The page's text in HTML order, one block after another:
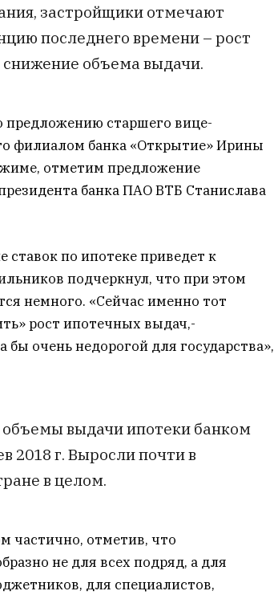
застройщики отмечают
последнего времени – рост
снижение объема выдачи.
предложению старшего вице-
филиалом банка «Открытие» Ирины
отметим предложение
банка ПАО ВТБ Станислава
ставок по ипотеке приведет к
подчеркнул, что при этом
немного. «Сейчас именно тот
рост ипотечных выдач,-
очень недорогой для государства»,
объемы выдачи ипотеки банком
2018 г. Выросли почти в
в целом.
частично, отметив, что
не для всех подряд, а для
для специалистов,